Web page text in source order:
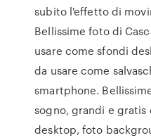
subito l'effetto di
Bellissime foto di
usare come sfondi
da usare come
smartphone.
sogno, grandi e gratis
desktop, foto